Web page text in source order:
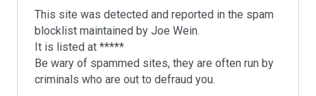
This site was detected and reported in the spam
blocklist maintained by Joe Wein.
It is listed at *****
Be wary of spammed sites, they are often run by
criminals who are out to defraud you.